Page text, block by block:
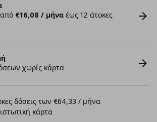
€16,08 / μήνα έως 12 άτοκες
χωρίς κάρτα
δόσεις των €64,33 / μήνα
κάρτα